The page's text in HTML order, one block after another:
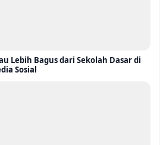
Lebih Bagus dari Sekolah Dasar di
Sosial